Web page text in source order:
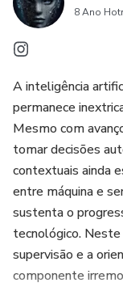
8 Ano
A inteligência
permanece
Mesmo com
tomar decisões
contextuais ainda
entre máquina e
sustenta o
tecnológico.
supervisão e a
componente